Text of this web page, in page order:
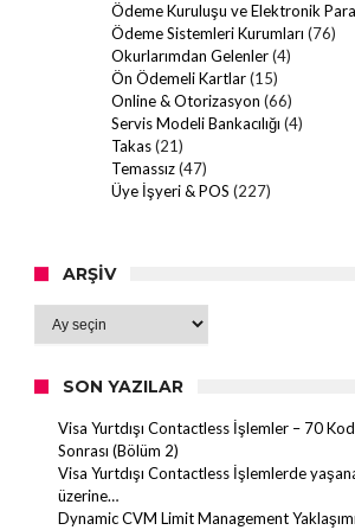
Ödeme Kuruluşu ve Elektronik Para
Ödeme Sistemleri Kurumları (76)
Okurlarımdan Gelenler(4)
Ön Ödemeli Kartlar(15)
Online & Otorizasyon (66)
Servis Modeli Bankacılığı (4)
Takas(21)
Temassız(47)
Üye İşyeri & POS (227)
ARŞIV
SON YAZILAR
Visa Yurtdışı Contactless İşlemler – 70
Sonrası (Bölüm 2)
Visa Yurtdışı Contactless İşlemlerde
üzerine…
Dynamic CVM Limit Management